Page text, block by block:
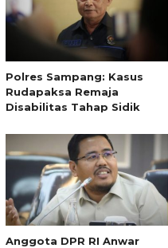
Polres Sampang: Kasus
Rudapaksa Remaja
Disabilitas Tahap Sidik
Anggota DPR RI Anwar